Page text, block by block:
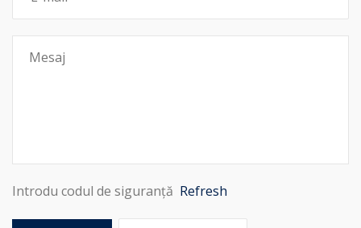
Introdu codul de siguranță Refresh